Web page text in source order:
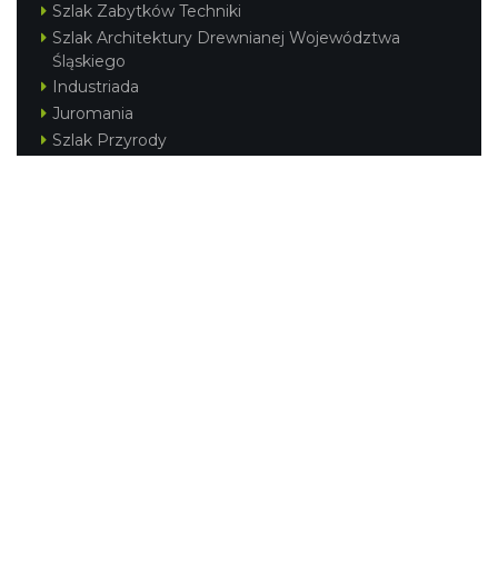
Szlak Zabytków Techniki
Szlak Architektury Drewnianej Województwa
Śląskiego
Industriada
Juromania
Szlak Przyrody